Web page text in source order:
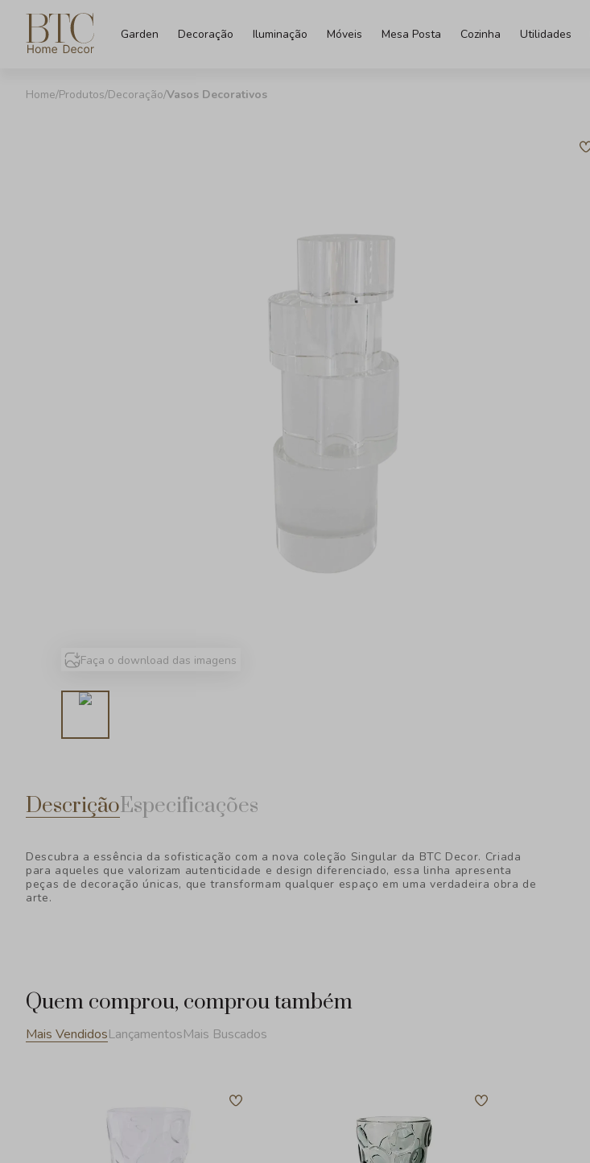
Garden Decoração Iluminação Móveis Mesa Posta Cozinha Utilidades
Produtos Decoração Vasos Decorativos
Faça o download das imagens
DescriçãoEspecificações
Descubra a essência da sofisticação com a nova coleção Singular da BTC Decor. Criada
para aqueles que valorizam autenticidade e design diferenciado, essa linha apresenta
peças de decoração únicas, que transformam qualquer espaço em uma verdadeira obra de
arte.
Quem comprou, comprou também
Mais VendidosLançamentosMais Buscados